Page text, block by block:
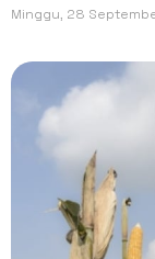
Minggu, 28